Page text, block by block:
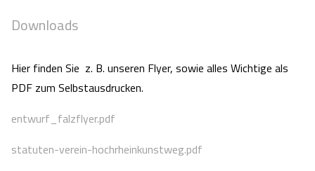
Downloads
Hier finden Sie z. B. unseren Flyer, sowie alles Wichtige als
PDF zum Selbstausdrucken.
entwurf_falzflyer.pdf
statuten-verein-hochrheinkunstweg.pdf